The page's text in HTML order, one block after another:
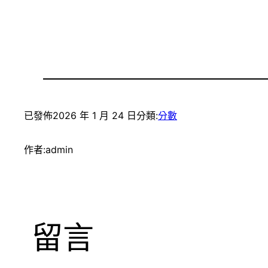
已發佈2026 年 1 月 24 日分類:分數
作者:admin
留言